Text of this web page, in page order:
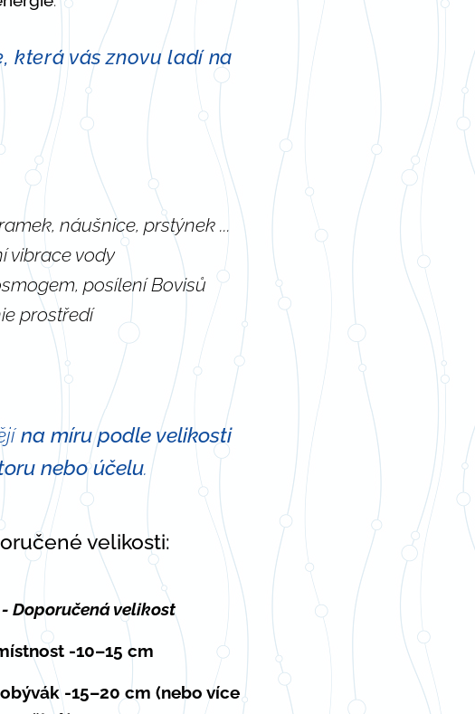
která vás znovu ladí na
náušnice, prstýnek ...
vibrace vody
posílení Bovisů
prostředí
na míru podle velikosti
nebo účelu.
velikosti:
Doporučená velikost
-10–15 cm
-15–20 cm (nebo více